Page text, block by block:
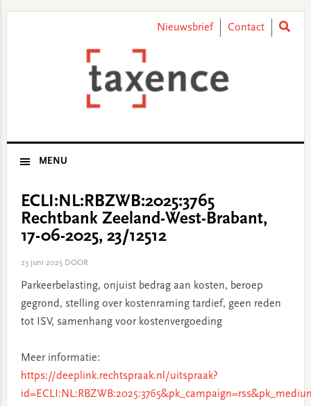
Nieuwsbrief Contact
MENU
ECLI:NL:RBZWB:2025:3765
Rechtbank Zeeland-West-Brabant,
17-06-2025, 23/12512
23 juni 2025DOOR
Parkeerbelasting, onjuist bedrag aan kosten, beroep
gegrond, stelling over kostenraming tardief, geen reden
tot ISV, samenhang voor kostenvergoeding
Meer informatie:
https://deeplink.rechtspraak.nl/uitspraak?